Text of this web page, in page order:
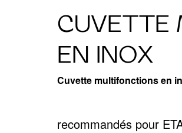
CUVETTE
EN INOX
Cuvette multifonctions en
recommandés pour